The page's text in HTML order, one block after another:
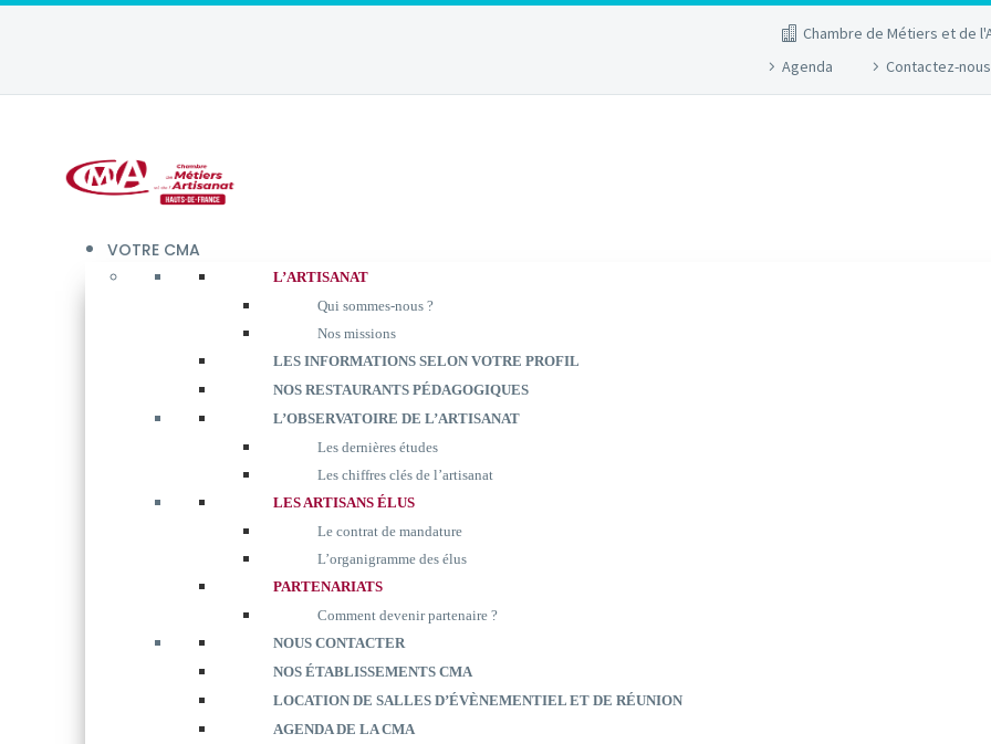
Chambre de Métiers et de
Agenda
Contactez-nous
VOTRE CMA
L’ARTISANAT
Qui sommes-nous ?
Nos missions
LES INFORMATIONS SELON VOTRE PROFIL
NOS RESTAURANTS PÉDAGOGIQUES
L’OBSERVATOIRE DE L’ARTISANAT
Les dernières études
Les chiffres clés de l’artisanat
LES ARTISANS ÉLUS
Le contrat de mandature
L’organigramme des élus
PARTENARIATS
Comment devenir partenaire ?
NOUS CONTACTER
NOS ÉTABLISSEMENTS CMA
LOCATION DE SALLES D’ÉVÈNEMENTIEL ET DE RÉUNION
AGENDA DE LA CMA